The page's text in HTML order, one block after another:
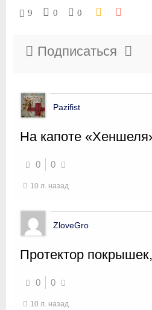
9 0 0
Подписаться
Pazifist
На капоте
0 0
10 л. назад
ZloveGro
Протектор
0 0
10 л. назад